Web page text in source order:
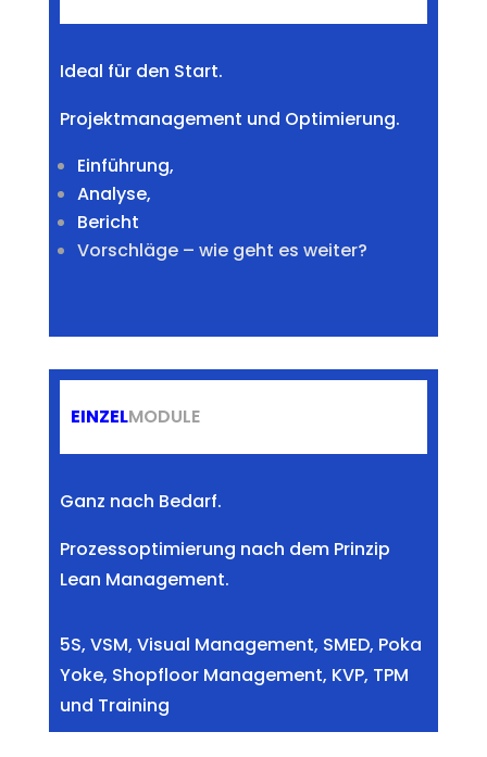
Ideal für den Start.
Projektmanagement und Optimierung.
Einführung,
Analyse,
Bericht
Vorschläge – wie geht es weiter?
EINZELMODULE
Ganz nach Bedarf.
Prozessoptimierung nach dem Prinzip
Lean Management.
5S, VSM, Visual Management, SMED, Poka
Yoke, Shopfloor Management, KVP, TPM
und Training